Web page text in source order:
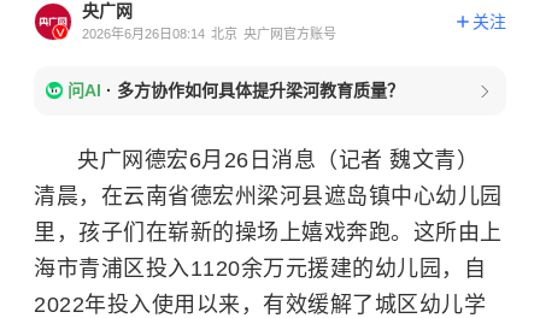
央广网
2026年6月26日08:14 北京 央广网官方账号
关注
问AI · 多方协作如何具体提升梁河教育质量？
央广网德宏6月26日消息（记者 魏文青）
清晨，在云南省德宏州梁河县遮岛镇中心幼儿园
里，孩子们在崭新的操场上嬉戏奔跑。这所由上
海市青浦区投入1120余万元援建的幼儿园，自
2022年投入使用以来，有效缓解了城区幼儿学